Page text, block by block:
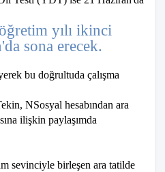
yılı ikinci
sona erecek.
bu doğrultuda çalışma
NSosyal hesabından ara
ilişkin paylaşımda
sevinciyle birleşen ara tatilde